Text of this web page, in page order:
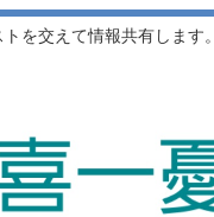
を交えて情報共有します